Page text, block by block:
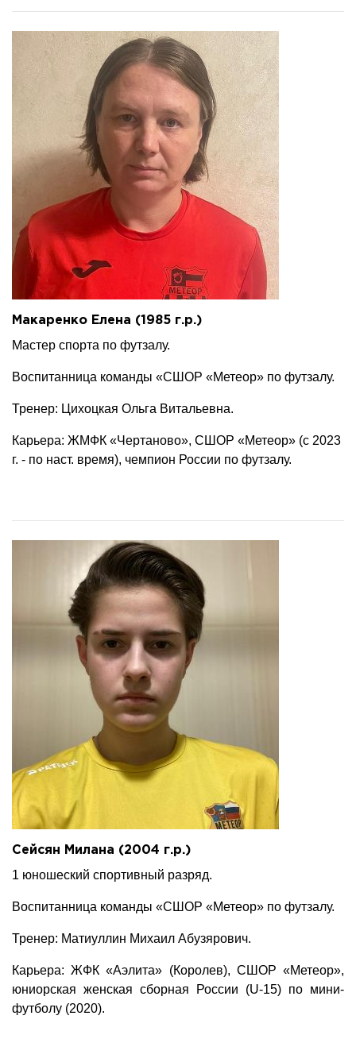
Макаренко Елена (1985 г.р.)
Мастер спорта по футзалу.
Воспитанница команды «СШОР «Метеор» по футзалу.
Тренер: Цихоцкая Ольга Витальевна.
Карьера: ЖМФК «Чертаново», СШОР «Метеор» (с 2023
г. - по наст. время), чемпион России по футзалу.
Сейсян Милана (2004 г.р.)
1 юношеский спортивный разряд.
Воспитанница команды «СШОР «Метеор» по футзалу.
Тренер: Матиуллин Михаил Абузярович.
Карьера: ЖФК «Аэлита» (Королев), СШОР «Метеор»,
юниорская женская сборная России (U-15) по мини-
футболу (2020).